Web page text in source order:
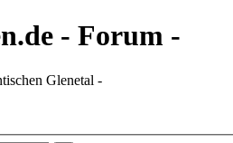
- Forum -
Glenetal -